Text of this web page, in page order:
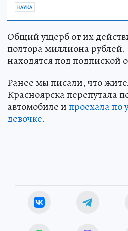
НАУКА
Общий ущерб от их
полтора миллиона
находятся под подпиской
Ранее мы писали, что
Красноярска перепутала
автомобиле ипроехала по
девочке.